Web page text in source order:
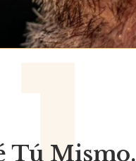
Tú Mismo.